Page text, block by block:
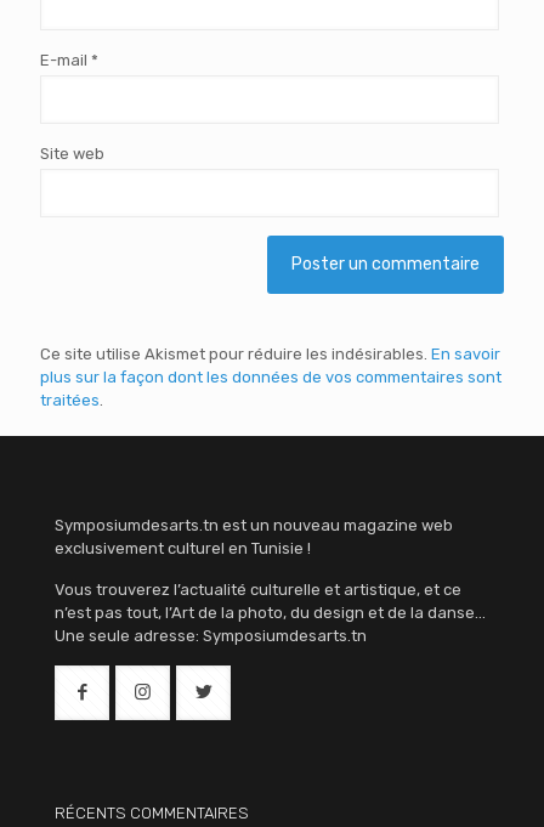
E-mail *
Site web
Ce site utilise Akismet pour réduire les indésirables. En savoir
plus sur la façon dont les données de vos commentaires sont
traitées
Symposiumdesarts.tn est un nouveau magazine web
exclusivement culturel en Tunisie !
Vous trouverez l’actualité culturelle et artistique, et ce
n’est pas tout, l’Art de la photo, du design et de la danse…
Une seule adresse: Symposiumdesarts.tn
RÉCENTS COMMENTAIRES